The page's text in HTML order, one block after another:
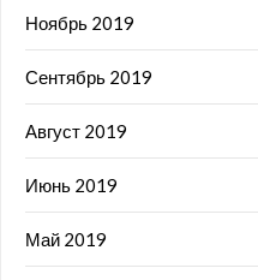
Ноябрь 2019
Сентябрь 2019
Август 2019
Июнь 2019
Май 2019